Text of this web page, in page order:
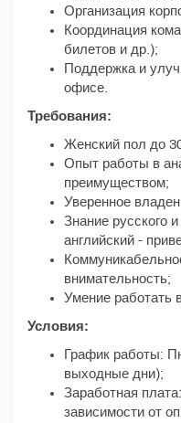
Организация
Координация
билетов и др.);
Поддержка и
офисе.
Требования:
Женский пол до
Опыт работы в
преимуществом;
Уверенное
Знание русского
английский -
внимательность;
Умение работать
Условия:
График работы:
выходные дни);
Заработная
зависимости от